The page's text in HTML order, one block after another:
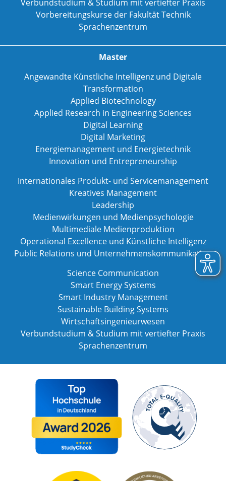
Verbundstudium & Studium mit vertiefter Praxis
Vorbereitungskurse der Fakultät Technik
Sprachenzentrum
Master
Angewandte Künstliche Intelligenz und Digitale
Transformation
Applied Biotechnology
Applied Research in Engineering Sciences
Digital Learning
Digital Marketing
Energiemanagement und Energietechnik
Innovation und Entrepreneurship
Internationales Produkt- und Servicemanagement
Kreatives Management
Leadership
Medienwirkungen und Medienpsychologie
Multimediale Medienproduktion
Operational Excellence und Künstliche Intelligenz
Public Relations und Unternehmenskommunikation
Science Communication
Smart Energy Systems
Smart Industry Management
Sustainable Building Systems
Wirtschaftsingenieurwesen
Verbundstudium & Studium mit vertiefter Praxis
Sprachenzentrum